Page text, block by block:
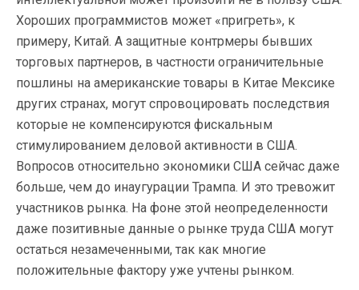
Хороших программистов может «пригреть», к
примеру, Китай. А защитные контрмеры бывших
торговых партнеров, в частности ограничительные
пошлины на американские товары в Китае Мексике
других странах, могут спровоцировать последствия
которые не компенсируются фискальным
стимулированием деловой активности в США.
Вопросов относительно экономики США сейчас даже
больше, чем до инаугурации Трампа. И это тревожит
участников рынка. На фоне этой неопределенности
даже позитивные данные о рынке труда США могут
остаться незамеченными, так как многие
положительные фактору уже учтены рынком.